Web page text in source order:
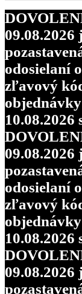
09.08.2026
odosielaní
zľavový
09.08.2026
odosielaní
zľavový
09.08.2026